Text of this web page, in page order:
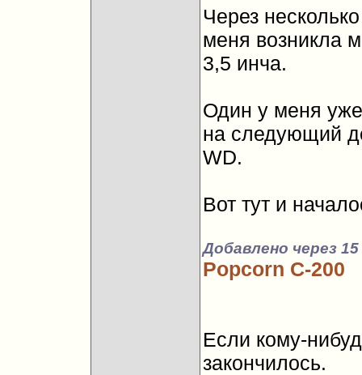
Через
меня возникла
3,5 инча.
Один у меня
на следующий
WD.
Вот тут и
Добавлено через
Popcorn C-200
Если кому-
закончилось.